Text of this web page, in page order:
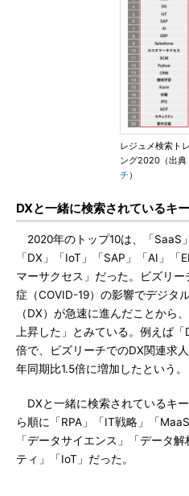
レジュメ検索ト
ング2020（出典
チ）
DXと一緒に検索されているキ
2020年のトップ10は、「SaaS
「DX」「IoT」「SAP」「AI」
マーサクセス」だった。ビズリ
症（COVID-19）の影響でデジタ
（DX）が急速に進んだことから
上昇した」とみている。例えば
倍で、ビズリーチでのDX関連求
年同期比1.5倍に増加したという。
DXと一緒に検索されているキ
ら順に「RPA」「IT戦略」「
「データサイエンス」「データ
ティ」「IoT」だった。